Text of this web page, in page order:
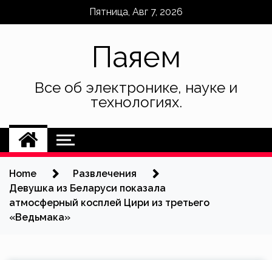
Пятница, Авг 7, 2026
Паяем
Все об электронике, науке и
технологиях.
Home
Развлечения
Девушка из Беларуси показала
атмосферный косплей Цири из третьего
«Ведьмака»